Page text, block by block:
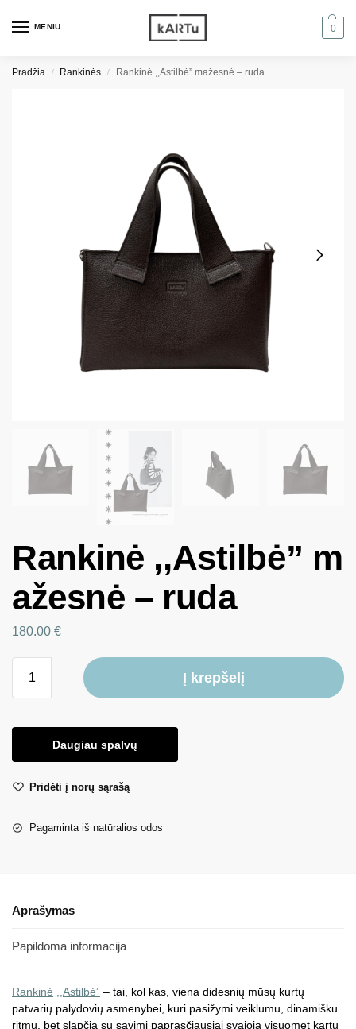
MENIU 0
Pradžia / Rankinės / Rankinė ,,Astilbė” mažesnė – ruda
Rankinė ,,Astilbė” m
ažesnė – ruda
180.00 €
Į krepšelį
Daugiau spalvų
Pridėti į norų sąrašą
Pagaminta iš natūralios odos
Aprašymas
Papildoma informacija
Rankinė ,,Astilbė” – tai, kol kas, viena didesnių mūsų kurtų
patvarių palydovių asmenybei, kuri pasižymi veiklumu, dinamišku
ritmu, bet slapčia su savimi paprasčiausiai svajoja visuomet kartu